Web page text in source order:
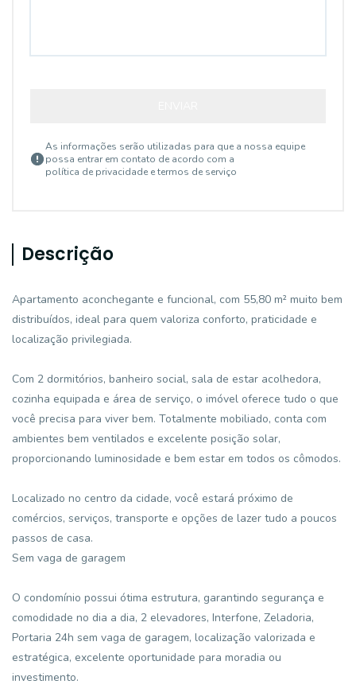
As informações serão utilizadas para que a nossa equipe
possa entrar em contato de acordo com a
política de privacidade e termos de serviço
Descrição
Apartamento aconchegante e funcional, com 55,80 m² muito bem
distribuídos, ideal para quem valoriza conforto, praticidade e
localização privilegiada.
Com 2 dormitórios, banheiro social, sala de estar acolhedora,
cozinha equipada e área de serviço, o imóvel oferece tudo o que
você precisa para viver bem. Totalmente mobiliado, conta com
ambientes bem ventilados e excelente posição solar,
proporcionando luminosidade e bem estar em todos os cômodos.
Localizado no centro da cidade, você estará próximo de
comércios, serviços, transporte e opções de lazer tudo a poucos
passos de casa.
Sem vaga de garagem
O condomínio possui ótima estrutura, garantindo segurança e
comodidade no dia a dia, 2 elevadores, Interfone, Zeladoria,
Portaria 24h sem vaga de garagem, localização valorizada e
estratégica, excelente oportunidade para moradia ou
investimento.